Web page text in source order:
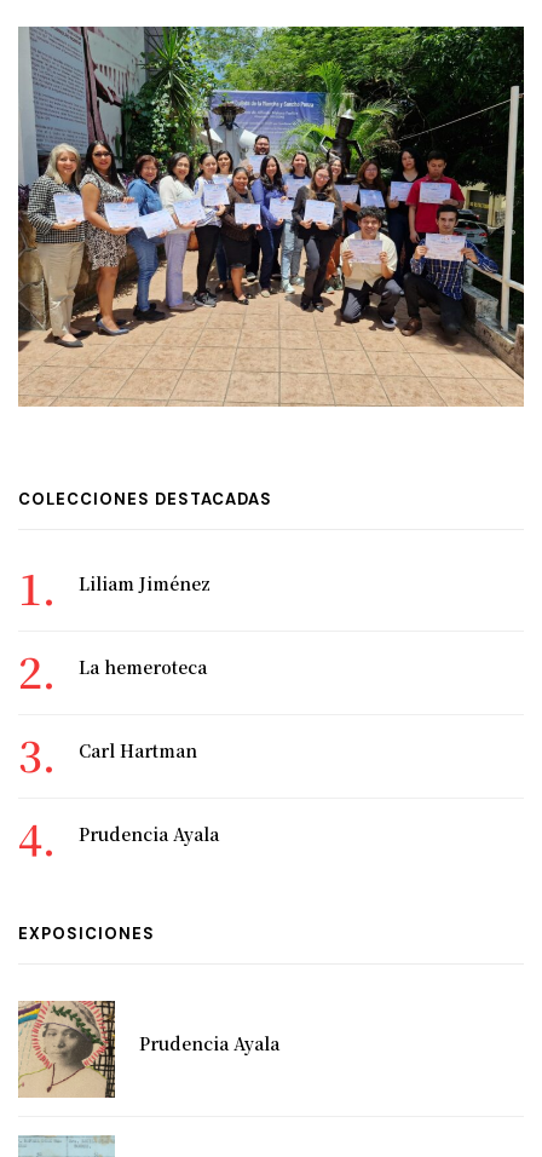
COLECCIONES DESTACADAS
Liliam Jiménez
La hemeroteca
Carl Hartman
Prudencia Ayala
EXPOSICIONES
Prudencia Ayala